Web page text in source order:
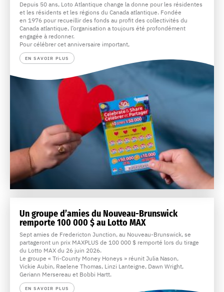
Depuis 50 ans, Loto Atlantique change la donne pour les résidentes
et les résidents et les régions du Canada atlantique. Fondée
en 1976 pour recueillir des fonds au profit des collectivités du
Canada atlantique, l’organisation a toujours été profondément
engagée à redonner.
Pour célébrer cet anniversaire important,
EN SAVOIR PLUS
Un groupe d’amies du Nouveau-Brunswick
remporte 100 000 $ au Lotto MAX
Sept amies de Fredericton Junction, au Nouveau-Brunswick, se
partageront un prix MAXPLUS de 100 000 $ remporté lors du tirage
du Lotto MAX du 26 juin 2026.
Le groupe « Tri-County Money Honeys » réunit Julia Nason,
Vickie Aubin, Raelene Thomas, Linzi Lanteigne, Dawn Wright,
Geriann Mersereau et Bobbi Hartt.
EN SAVOIR PLUS